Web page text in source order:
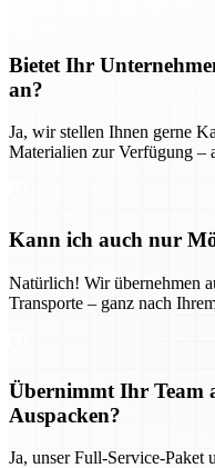
Bietet Ihr
an?
Ja, wir stellen Ihnen gerne
Materialien zur Verfügung –
Kann ich auch nur
Natürlich! Wir übernehmen
Transporte – ganz nach
Übernimmt Ihr Team
Auspacken?
Ja, unser Full-Service-Paket